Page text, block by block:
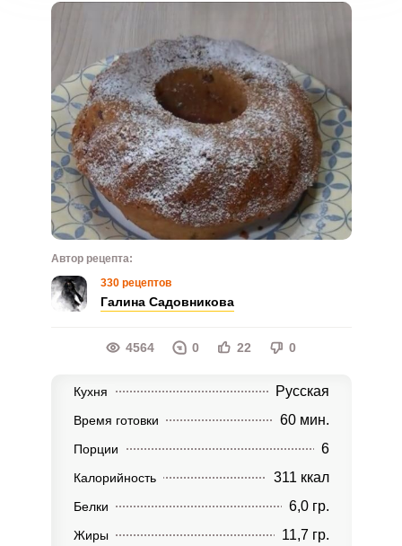
Автор рецепта:
330 рецептов
Галина Садовникова
4564 0 22 0
Кухня Русская
Время готовки 60 мин.
Порции 6
Калорийность 311 ккал
Белки 6,0 гр.
Жиры 11,7 гр.